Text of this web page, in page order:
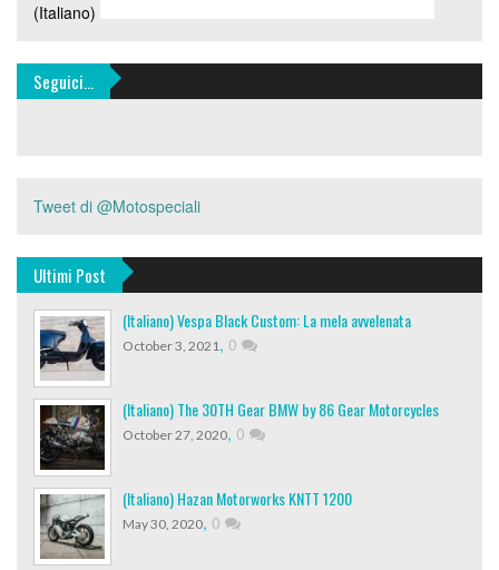
(Italiano)
Seguici…
Tweet di @Motospeciali
Ultimi Post
(Italiano) Vespa Black Custom: La mela avvelenata
October 3, 2021, 0
(Italiano) The 30TH Gear BMW by 86 Gear Motorcycles
October 27, 2020, 0
(Italiano) Hazan Motorworks KNTT 1200
May 30, 2020, 0